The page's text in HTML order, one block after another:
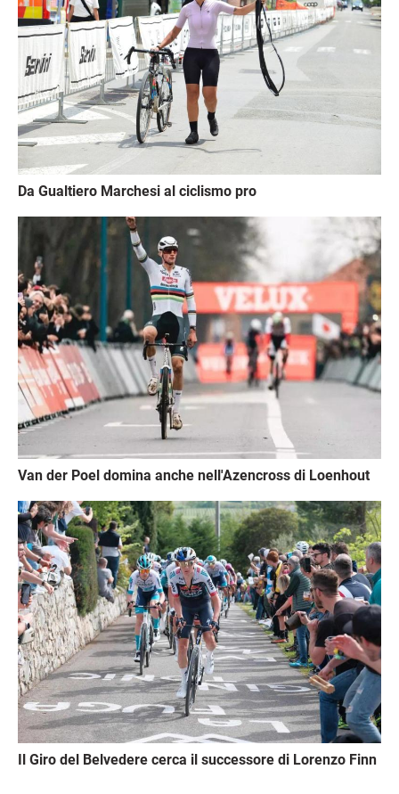
Da Gualtiero Marchesi al ciclismo pro
Van der Poel domina anche nell'Azencross di Loenhout
Immagine
Il Giro del Belvedere cerca il successore di Lorenzo Finn